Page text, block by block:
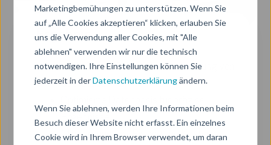
Marketingbemühungen zu unterstützen. Wenn Sie
auf „Alle Cookies akzeptieren“ klicken, erlauben Sie
uns die Verwendung aller Cookies, mit "Alle
ablehnen" verwenden wir nur die technisch
notwendigen. Ihre Einstellungen können Sie
jederzeit in derDatenschutzerklärungändern.
Wenn Sie ablehnen, werden Ihre Informationen beim
Besuch dieser Website nicht erfasst. Ein einzelnes
Cookie wird in Ihrem Browser verwendet, um daran
Ergebnis
Klare Zieldefinition und Priorisierung von
Use Cases
Ergebnisse
Minimierung von Risiken und Kosten